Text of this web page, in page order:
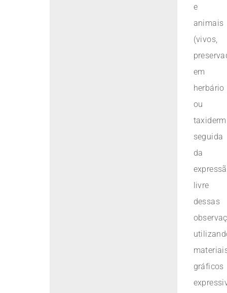
e
animais
(vivos,
em
herbário
ou
seguida
da
livre
dessas
gráficos